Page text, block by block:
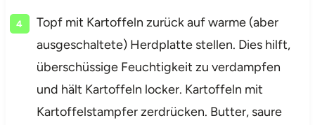
Topf mit Kartoffeln zurück auf warme (aber
ausgeschaltete) Herdplatte stellen. Dies hilft,
überschüssige Feuchtigkeit zu verdampfen
und hält Kartoffeln locker. Kartoffeln mit
Kartoffelstampfer zerdrücken. Butter, saure